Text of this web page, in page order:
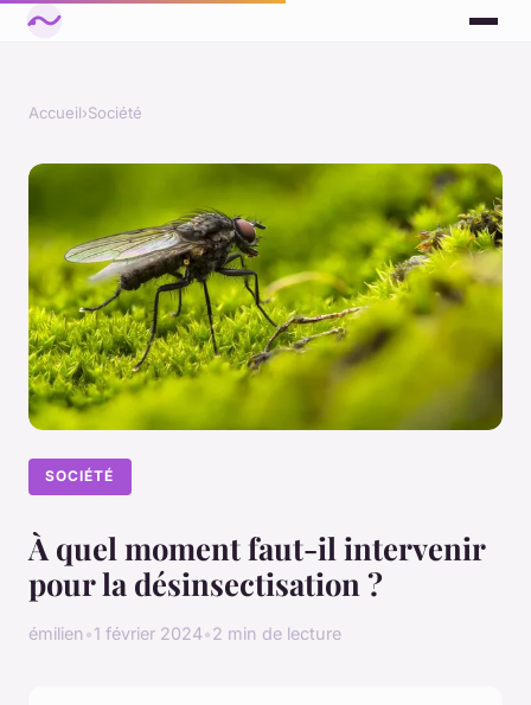
Accueil›Société
SOCIÉTÉ
À quel moment faut-il intervenir
pour la désinsectisation ?
émilien•1 février 2024•2 min de lecture